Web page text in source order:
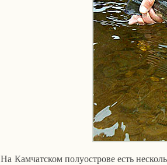
На Камчатском полуострове есть